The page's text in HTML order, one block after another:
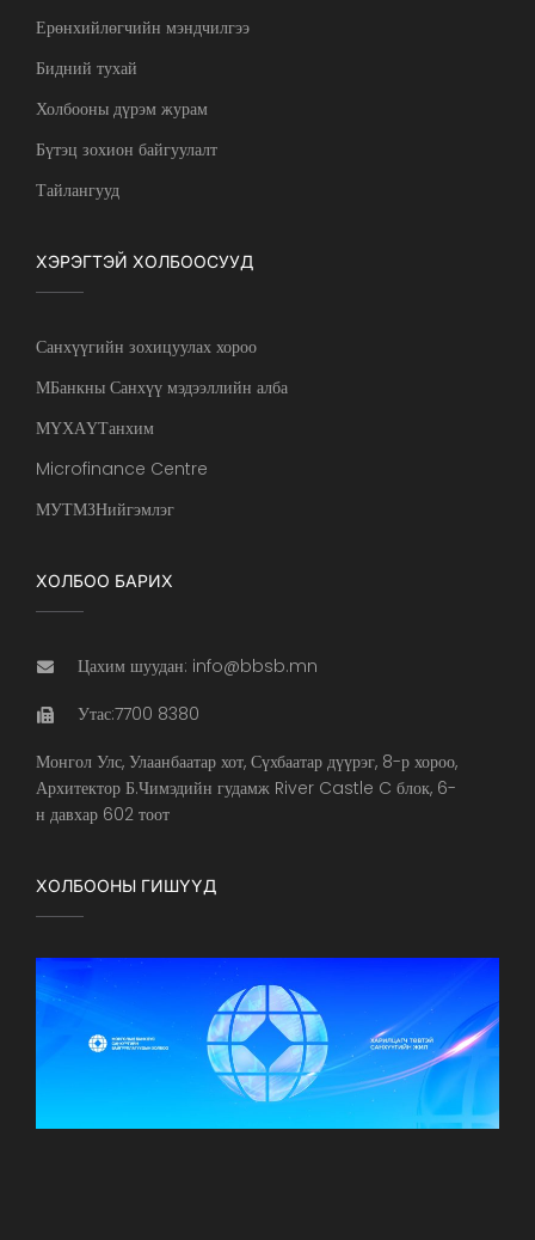
Ерөнхийлөгчийн мэндчилгээ
Бидний тухай
Холбооны дүрэм журам
Бүтэц зохион байгуулалт
Тайлангууд
ХЭРЭГТЭЙ ХОЛБООСУУД
Санхүүгийн зохицуулах хороо
МБанкны Санхүү мэдээллийн алба
МҮХАҮТанхим
Microfinance Centre
МУТМЗНийгэмлэг
ХОЛБОО БАРИХ
Цахим шуудан: info@bbsb.mn
Утас:7700 8380
Монгол Улс, Улаанбаатар хот, Сүхбаатар дүүрэг, 8-р хороо,
Архитектор Б.Чимэдийн гудамж River Castle C блок, 6-
н давхар 602 тоот
ХОЛБООНЫ ГИШҮҮД